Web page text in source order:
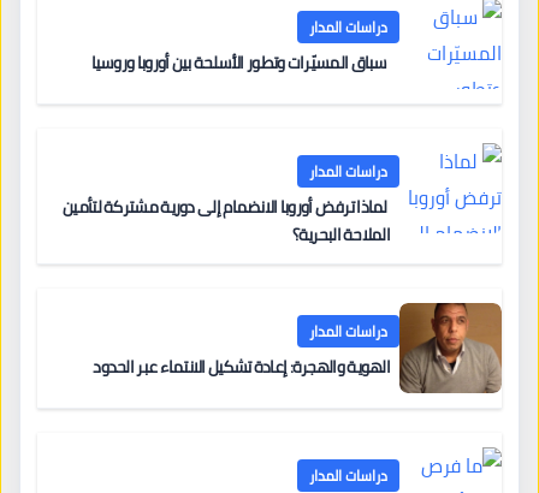
دراسات المدار
سباق المسيّرات وتطور الأسلحة بين أوروبا وروسيا
دراسات المدار
لماذا ترفض أوروبا الانضمام إلى دورية مشتركة لتأمين
الملاحة البحرية؟
دراسات المدار
الهوية والهجرة: إعادة تشكيل الانتماء عبر الحدود
دراسات المدار